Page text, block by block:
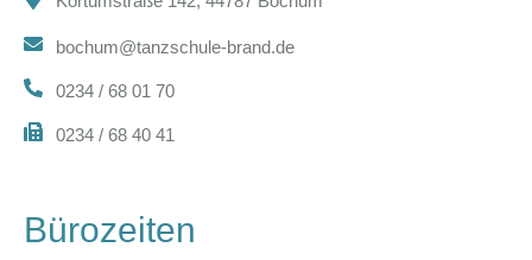
bochum@tanzschule-brand.de
0234 / 68 01 70
0234 / 68 40 41
Bürozeiten